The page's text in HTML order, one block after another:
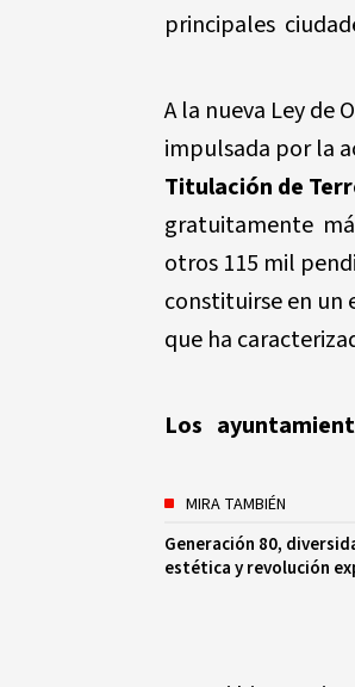
principales
A la nueva Ley de
impulsada por la
Titulación de
gratuitamente
otros 115 mil
constituirse en un
que ha
Los
MIRA TAMBIÉN
Generación 80,
estética y revolución